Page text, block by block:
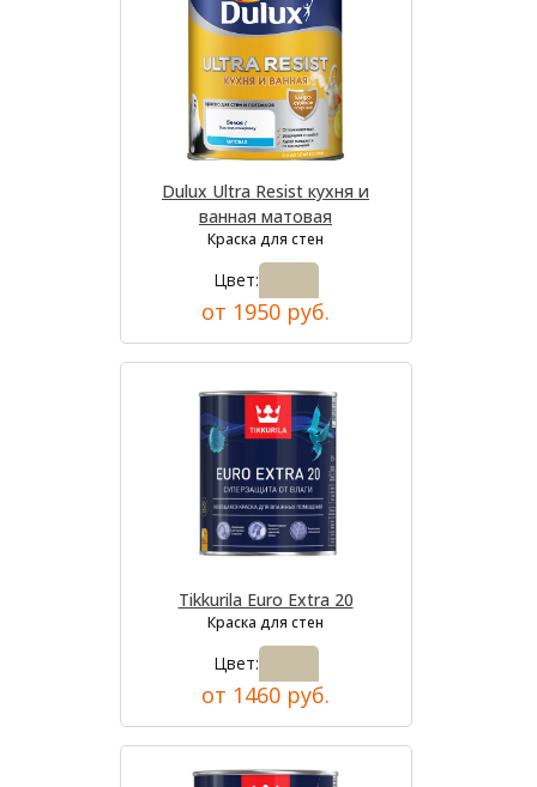
Dulux Ultra Resist кухня и
ванная матовая
Краска для стен
Цвет:
от 1950 руб.
Tikkurila Euro Extra 20
Краска для стен
Цвет:
от 1460 руб.